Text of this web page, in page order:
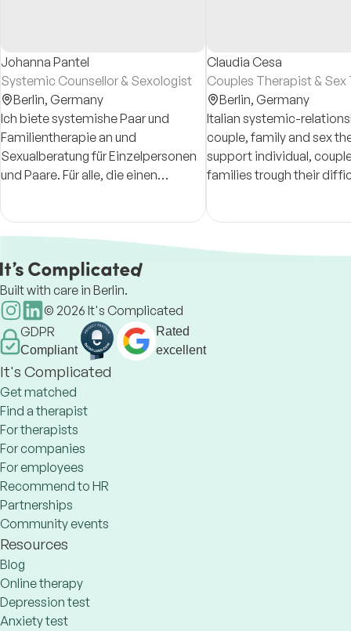
Johanna Pantel
Systemic Counsellor & Sexologist
Berlin, Germany
Ich biete systemishe Paar und
Familientherapie an und
Sexualberatung für Einzelpersonen
und Paare. Für alle, die einen
Wissen über ihre persönliche
Claudia Cesa
Couples Therapist &
Berlin, Germany
Italian systemic-
couple, family and sex
support individual,
families trough their
themselves and the
Built with care in Berlin.
© 2026 It's Complicated
GDPR
Compliant
Rated
excellent
It's Complicated
Get matched
Find a therapist
For therapists
For companies
For employees
Recommend to HR
Partnerships
Community events
Resources
Blog
Online therapy
Depression test
Anxiety test